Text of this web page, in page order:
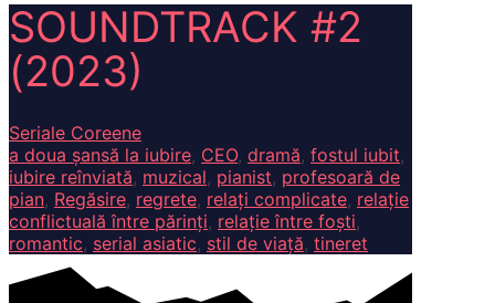
SOUNDTRACK #2
(2023)
Seriale Coreene
a doua șansă la iubire, CEO, dramă, fostul iubit,
iubire reînviată, muzical, pianist, profesoară de
pian, Regăsire, regrete, relați complicate, relație
conflictuală între părinți, relație între foști,
romantic, serial asiatic, stil de viață, tineret